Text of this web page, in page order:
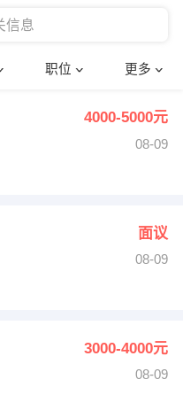
职位 更多
护士4000-5000元
08-09
面议
08-09
3000-4000元
08-09